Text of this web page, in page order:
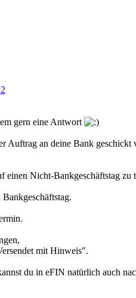
gern eine Antwort
Auftrag an deine Bank
einen Nicht-Bankgeschäftstag
mit Hinweis".
du in eFIN natürlich auch